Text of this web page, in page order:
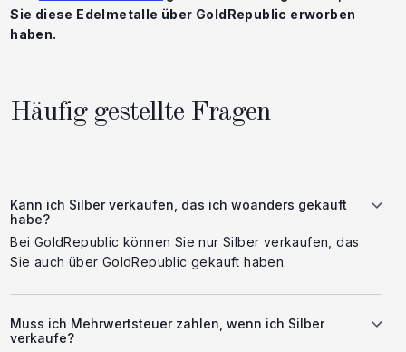
Sie diese Edelmetalle über GoldRepublic erworben
haben.
Häufig gestellte Fragen
Kann ich Silber verkaufen, das ich woanders gekauft
habe?
Bei GoldRepublic können Sie nur Silber verkaufen, das
Sie auch über GoldRepublic gekauft haben.
Muss ich Mehrwertsteuer zahlen, wenn ich Silber
verkaufe?